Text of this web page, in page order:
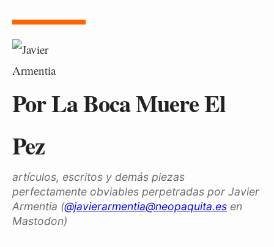
Por La Boca Muere El
Pez
artículos, escritos y demás piezas
perfectamente obviables perpetradas por Javier
Armentia (@javierarmentia@neopaquita.es en
Mastodon)